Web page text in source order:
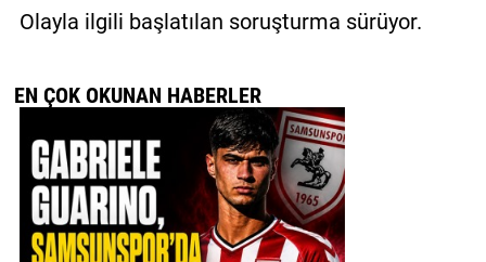
Olayla ilgili başlatılan soruşturma sürüyor.
EN ÇOK OKUNAN HABERLER